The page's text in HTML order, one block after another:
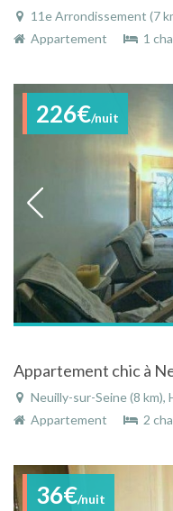
11e Arrondissement (7
Appartement
1
226€/nuit
Neuilly-sur-Seine (8 km),
Appartement
2
36€/nuit